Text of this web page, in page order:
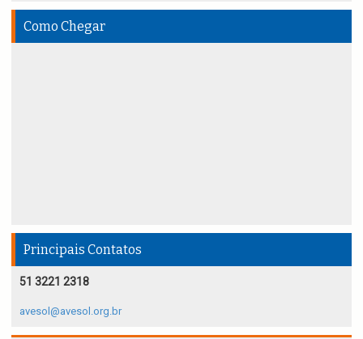
Como Chegar
Principais Contatos
51 3221 2318
avesol@avesol.org.br